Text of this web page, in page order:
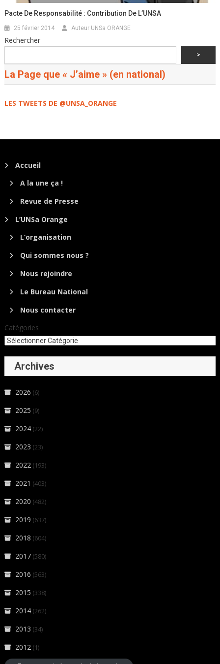
Pacte De Responsabilité : Contribution De L’UNSA
25 février 2014 Auteur UNSa ORANGE
Rechercher
>
La Page que « J’aime » (en national)
LES TWEETS DE @UNSA_ORANGE
Accueil
A la une ça !
Revue de Presse
L’UNSa Orange
L’organisation
Qui sommes nous ?
Nous rejoindre
Le Bureau National
Nous contacter
Catégories
Archives
2026 (6)
2025 (9)
2024 (22)
2023 (23)
2022 (193)
2021 (403)
2020 (482)
2019 (637)
2018 (604)
2017 (580)
2016 (563)
2015 (338)
2014 (262)
2013 (34)
2012 (1)